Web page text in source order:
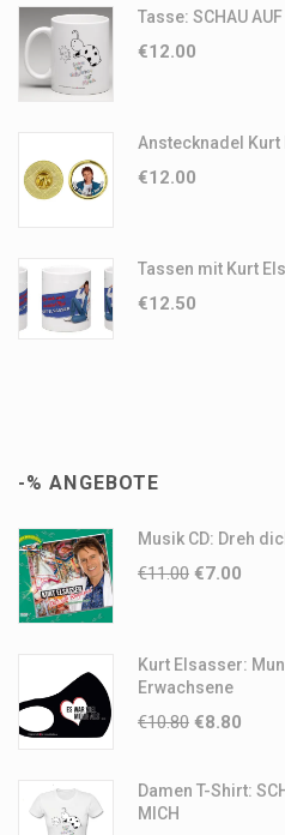
Tasse: SCHAU AUF
€12.00
Anstecknadel
€12.00
Tassen mit Kurt
€12.50
-% ANGEBOTE
Musik CD: Dreh
€11.00 €7.00
Kurt Elsasser:
Erwachsene
€10.80 €8.80
Damen T-Shirt:
MICH